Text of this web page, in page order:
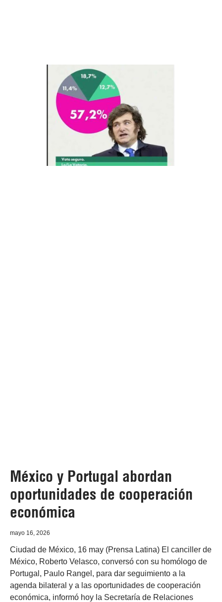
México y Portugal abordan
oportunidades de cooperación
económica
mayo 16, 2026
Ciudad de México, 16 may (Prensa Latina) El canciller de
México, Roberto Velasco, conversó con su homólogo de
Portugal, Paulo Rangel, para dar seguimiento a la
agenda bilateral y a las oportunidades de cooperación
económica, informó hoy la Secretaría de Relaciones